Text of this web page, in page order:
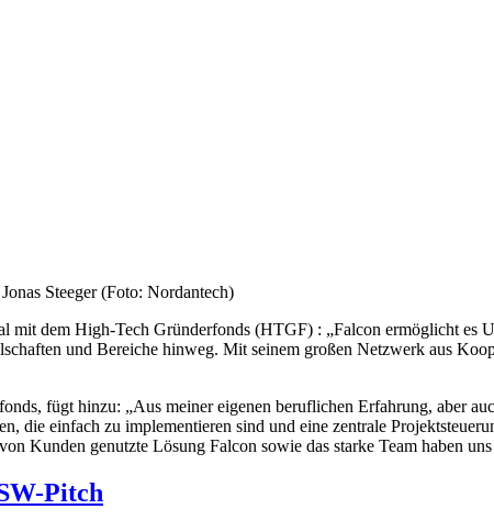
Steeger (Foto: Nordantech)
mit dem High-Tech Gründerfonds (HTGF) : „Falcon ermöglicht es
und Bereiche hinweg. Mit seinem großen Netzwerk aus
fügt hinzu: „Aus meiner eigenen beruflichen Erfahrung, aber
die einfach zu implementieren sind und eine zentrale
Kunden genutzte Lösung Falcon sowie das starke Team haben
Pitch